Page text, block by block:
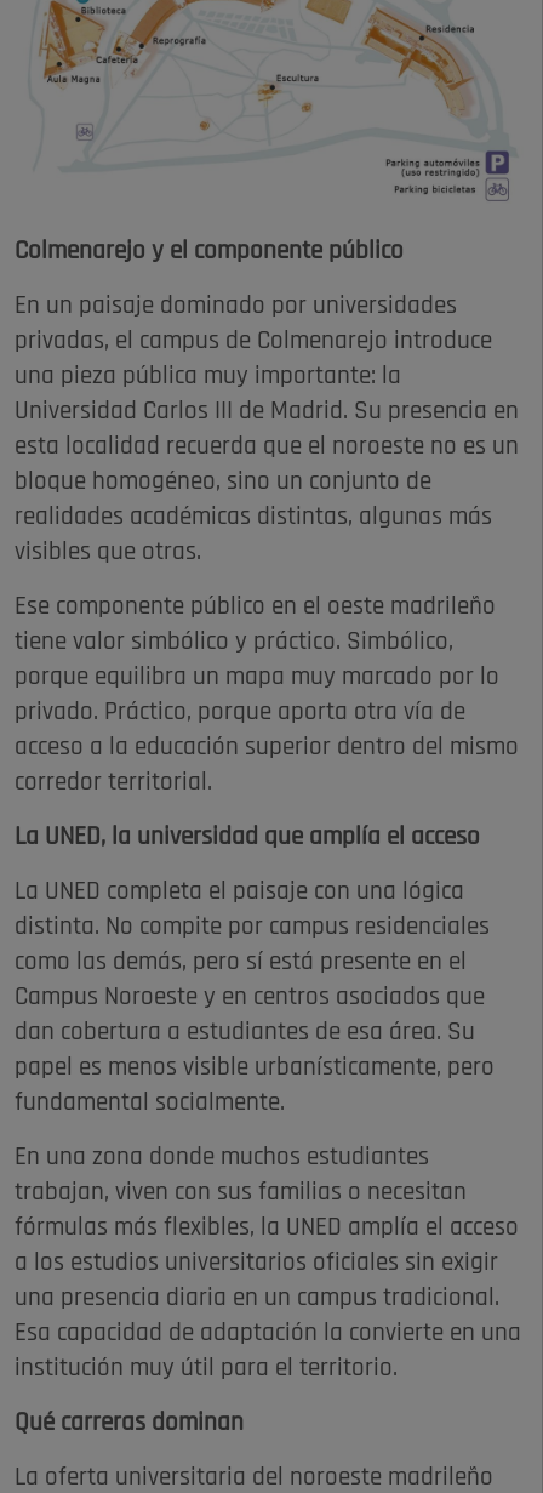
Colmenarejo y el componente público
En un paisaje dominado por universidades
privadas, el campus de Colmenarejo introduce
una pieza pública muy importante: la
Universidad Carlos III de Madrid. Su presencia en
esta localidad recuerda que el noroeste no es un
bloque homogéneo, sino un conjunto de
realidades académicas distintas, algunas más
visibles que otras.
Ese componente público en el oeste madrileño
tiene valor simbólico y práctico. Simbólico,
porque equilibra un mapa muy marcado por lo
privado. Práctico, porque aporta otra vía de
acceso a la educación superior dentro del mismo
corredor territorial.
La UNED, la universidad que amplía el acceso
La UNED completa el paisaje con una lógica
distinta. No compite por campus residenciales
como las demás, pero sí está presente en el
Campus Noroeste y en centros asociados que
dan cobertura a estudiantes de esa área. Su
papel es menos visible urbanísticamente, pero
fundamental socialmente.
En una zona donde muchos estudiantes
trabajan, viven con sus familias o necesitan
fórmulas más flexibles, la UNED amplía el acceso
a los estudios universitarios oficiales sin exigir
una presencia diaria en un campus tradicional.
Esa capacidad de adaptación la convierte en una
institución muy útil para el territorio.
Qué carreras dominan
La oferta universitaria del noroeste madrileño